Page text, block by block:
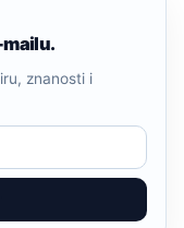
znanosti i